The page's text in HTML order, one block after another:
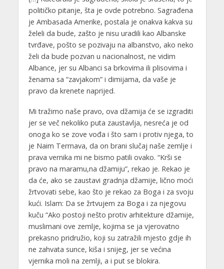
političko pitanje, šta je ovde potrebno. Sagrađena
je Ambasada Amerike, postala je onakva kakva su
želeli da bude, zašto je nisu uradili kao Albanske
tvrđave, pošto se pozivaju na albanstvo, ako neko
želi da bude pozvan u nacionalnost, ne vidim
Albance, jer su Albanci sa brkovima ili plisovima i
ženama sa “zavjakom” i dimijama, da vaše je
pravo da krenete naprijed.
Mi tražimo naše pravo, ova džamija će se izgraditi
jer se več nekoliko puta zaustavlja, nesreća je od
onoga ko se zove vođa i što sam i protiv njega, to
je Naim Terrnava, da on brani slučaj naše zemlje i
prava vernika mi ne bismo patili ovako. “Krši se
pravo na maramu,na džamiju”, rekao je. Rekao je
da će, ako se zaustavi gradnja džamije, lično moći
žrtvovati sebe, kao što je rekao za Boga i za svoju
kući. Islam: Da se žrtvujem za Boga i za njegovu
kuču “Ako postoji nešto protiv arhitekture džamije,
muslimani ove zemlje, kojima se ja vjerovatno
prekasno pridružio, koji su zatražili mjesto gdje ih
ne zahvata sunce, kiša i snijeg, jer se većina
vjernika moli na zemlji, a i put se blokira.